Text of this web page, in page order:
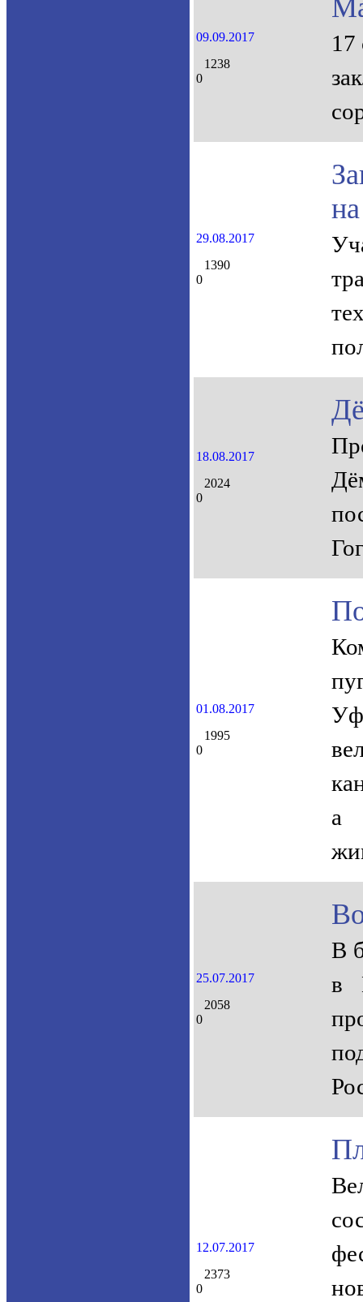
09.09.2017
1238
0
17
29.08.2017
1390
0
18.08.2017
2024
0
01.08.2017
1995
0
а
25.07.2017
2058
0
В
в
12.07.2017
2373
0